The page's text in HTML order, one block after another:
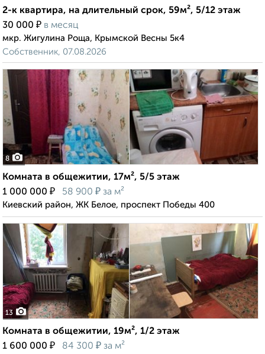
2-к квартира, на длительный срок, 59м², 5/12 этаж
30 000 ₽ в месяц
мкр. Жигулина Роща, Крымской Весны 5к4
Собственник, 07.08.2026
8
Комната в общежитии, 17м², 5/5 этаж
1 000 000 ₽ 58 900 ₽ за м²
Киевский район, ЖК Белое, проспект Победы 400
13
Комната в общежитии, 19м², 1/2 этаж
1 600 000 ₽ 84 300 ₽ за м²